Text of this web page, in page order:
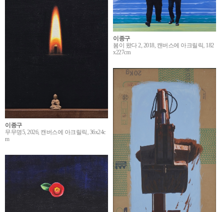
이종구
봄이 왔다 2, 2018, 캔버스에 아크릴릭, 182
x227cm
이종구
무무명5, 2026, 캔버스에 아크릴릭, 36x24c
m